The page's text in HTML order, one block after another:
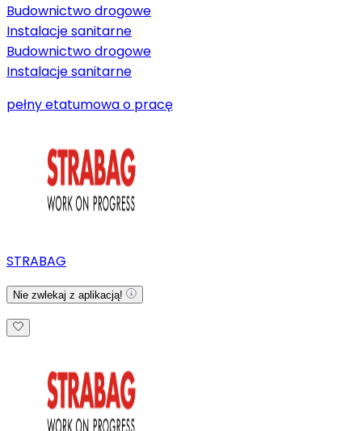
Budownictwo drogowe
Instalacje sanitarne
Budownictwo drogowe
Instalacje sanitarne
pełny etatumowa o pracę
STRABAG
Nie zwlekaj z aplikacją!